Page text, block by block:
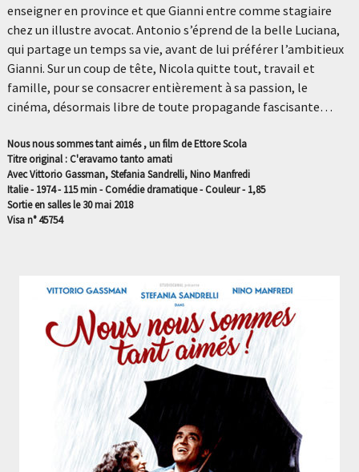
enseigner en province et que Gianni entre comme stagiaire
chez un illustre avocat. Antonio s’éprend de la belle Luciana,
qui partage un temps sa vie, avant de lui préférer l’ambitieux
Gianni. Sur un coup de tête, Nicola quitte tout, travail et
famille, pour se consacrer entièrement à sa passion, le
cinéma, désormais libre de toute propagande fascisante…
Nous nous sommes tant aimés , un film de Ettore Scola
Titre original : C'eravamo tanto amati
Avec Vittorio Gassman, Stefania Sandrelli, Nino Manfredi
Italie - 1974 - 115 min - Comédie dramatique - Couleur - 1,85
Sortie en salles le 30 mai 2018
Visa n° 45754